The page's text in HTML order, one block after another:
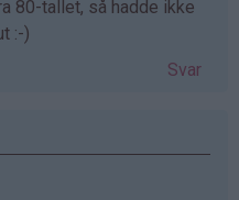
80-tallet, så hadde ikke
:-)
Svar